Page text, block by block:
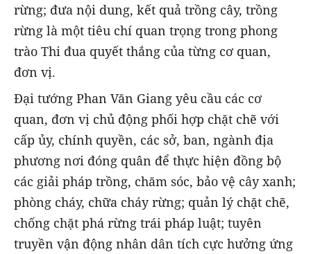
rừng; đưa nội dung, kết quả trồng cây, trồng
rừng là một tiêu chí quan trọng trong phong
trào Thi đua quyết thắng của từng cơ quan,
đơn vị.
Đại tướng Phan Văn Giang yêu cầu các cơ
quan, đơn vị chủ động phối hợp chặt chẽ với
cấp ủy, chính quyền, các sở, ban, ngành địa
phương nơi đóng quân để thực hiện đồng bộ
các giải pháp trồng, chăm sóc, bảo vệ cây xanh;
phòng cháy, chữa cháy rừng; quản lý chặt chẽ,
chống chặt phá rừng trái pháp luật; tuyên
truyền vận động nhân dân tích cực hưởng ứng